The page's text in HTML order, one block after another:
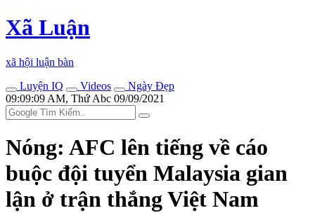
Xã Luận
xã hội luận bàn
Luyện IQ
Videos
Ngày Đẹp
09:09:09 AM, Thứ Abc 09/09/2021
Nóng: AFC lên tiếng về cáo
buộc đội tuyển Malaysia gian
lận ở trận thắng Việt Nam